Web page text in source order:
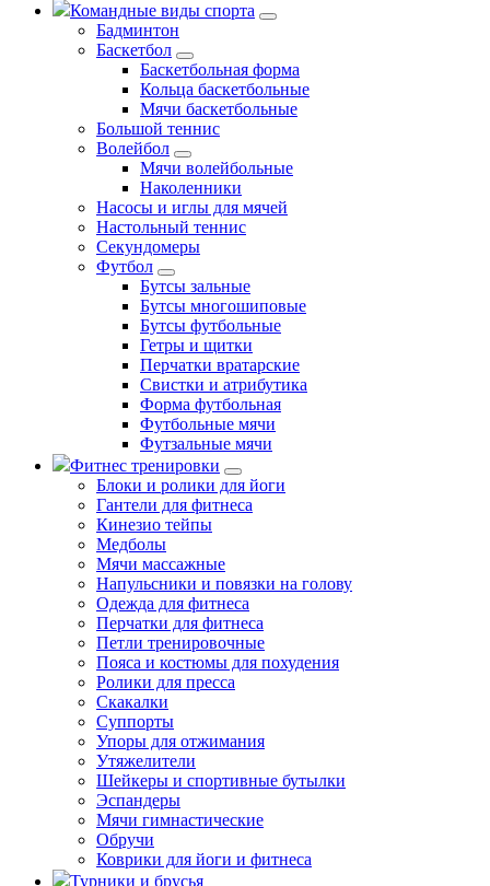
Командные виды спорта
Бадминтон
Баскетбол
Баскетбольная форма
Кольца баскетбольные
Мячи баскетбольные
Большой теннис
Волейбол
Мячи волейбольные
Наколенники
Насосы и иглы для мячей
Настольный теннис
Секундомеры
Футбол
Бутсы зальные
Бутсы многошиповые
Бутсы футбольные
Гетры и щитки
Перчатки вратарские
Свистки и атрибутика
Форма футбольная
Футбольные мячи
Футзальные мячи
Фитнес тренировки
Блоки и ролики для йоги
Гантели для фитнеса
Кинезио тейпы
Медболы
Мячи массажные
Напульсники и повязки на голову
Одежда для фитнеса
Перчатки для фитнеса
Петли тренировочные
Пояса и костюмы для похудения
Ролики для пресса
Скакалки
Суппорты
Упоры для отжимания
Утяжелители
Шейкеры и спортивные бутылки
Эспандеры
Мячи гимнастические
Обручи
Коврики для йоги и фитнеса
Турники и брусья